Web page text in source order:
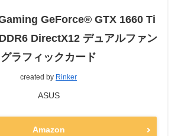
GeForce® GTX 1660 Ti
DirectX12 デュアルファン
グラフィックカード
created by Rinker
ASUS
Amazon